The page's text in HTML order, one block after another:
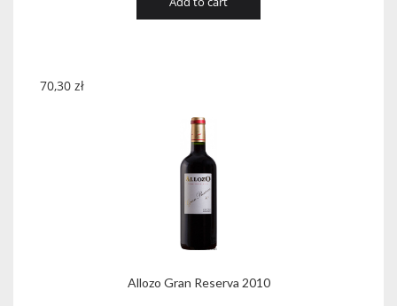
Allozo Gran Reserva 2010
70,30 zł